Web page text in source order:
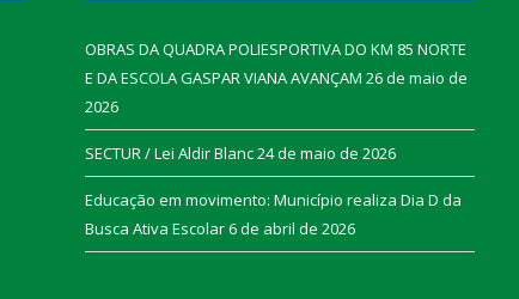
OBRAS DA QUADRA POLIESPORTIVA DO KM 85 NORTE
E DA ESCOLA GASPAR VIANA AVANÇAM 26 de maio de
2026
SECTUR / Lei Aldir Blanc24 de maio de 2026
Educação em movimento: Município realiza Dia D da
Busca Ativa Escolar6 de abril de 2026